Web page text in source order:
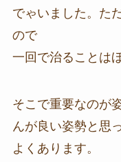
でゃいました。た
ので
一回で治ることは
そこで重要なのが
んが良い姿勢と思
よくあります。